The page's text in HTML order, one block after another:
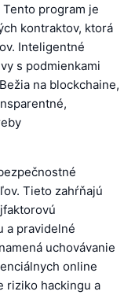
program je
kontraktov, ktorá
Inteligentné
s podmienkami
na blockchaine,
Tieto zahŕňajú
a pravidelné
uchovávanie
online
riziko hackingu a